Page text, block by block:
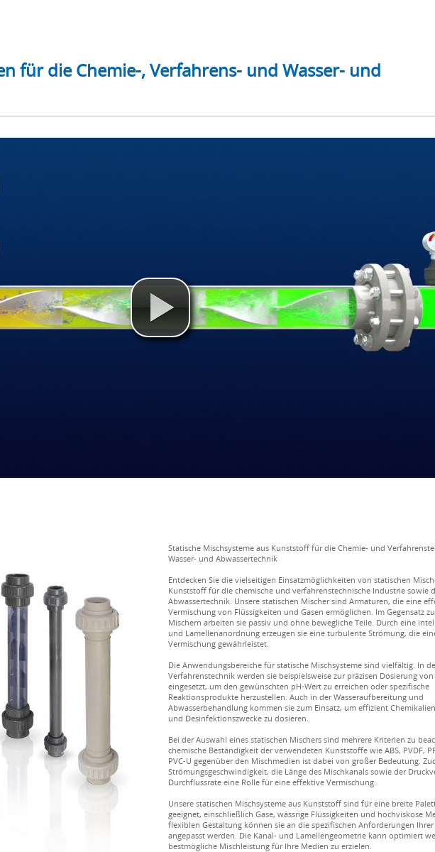
für die Chemie-, Verfahrens- und Wasser- und
Statische Mischsysteme aus Kunststoff für die Chemie- und
Wasser- und Abwassertechnik
Entdecken Sie die vielseitigen Einsatzmöglichkeiten von statischen
Kunststoff für die chemische und verfahrenstechnische Industrie sowie
Abwassertechnik. Unsere statischen Mischer sind Armaturen, die eine
Vermischung von Flüssigkeiten und Gasen ermöglichen. Im Gegensatz
Mischern arbeiten sie passiv und ohne bewegliche Teile. Durch eine
und Lamellenanordnung erzeugen sie eine turbulente Strömung, die
Vermischung gewährleistet.
Die Anwendungsbereiche für statische Mischsysteme sind vielfältig. In
Verfahrenstechnik werden sie beispielsweise zur präzisen Dosierung
eingesetzt, um den gewünschten pH-Wert zu erreichen oder spezifische
Reaktionsprodukte herzustellen. Auch in der Wasseraufbereitung und
Abwasserbehandlung kommen sie zum Einsatz, um effizient
und Desinfektionszwecke zu dosieren.
Bei der Auswahl eines statischen Mischers sind mehrere Kriterien zu
chemische Beständigkeit der verwendeten Kunststoffe wie ABS, PVDF,
PVC-U gegenüber den Mischmedien ist dabei von großer Bedeutung.
Strömungsgeschwindigkeit, die Länge des Mischkanals sowie der
Durchflussrate eine Rolle für eine effektive Vermischung.
Unsere statischen Mischsysteme aus Kunststoff sind für eine breite
geeignet, einschließlich Gase, wässrige Flüssigkeiten und hochviskose
flexiblen Gestaltung können sie an die spezifischen Anforderungen
angepasst werden. Die Kanal- und Lamellengeometrie kann optimiert
bestmögliche Mischleistung für Ihre Medien zu erzielen.